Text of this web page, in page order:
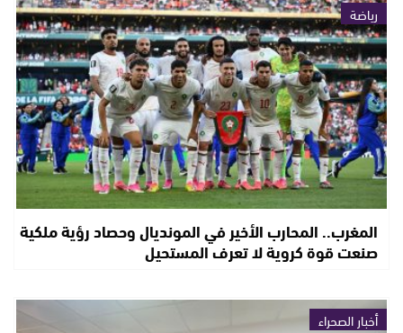
رياضة
المغرب.. المحارب الأخير في المونديال وحصاد رؤية ملكية
صنعت قوة كروية لا تعرف المستحيل
أخبار الصحراء